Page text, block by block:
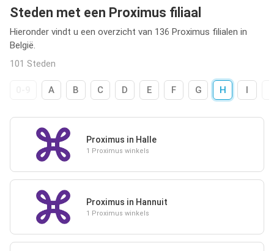
Steden met een Proximus filiaal
Hieronder vindt u een overzicht van 136 Proximus filialen in
België.
101 Steden
A B C D E F G H I
Proximus in Halle
1 Proximus winkels
Proximus in Hannuit
1 Proximus winkels